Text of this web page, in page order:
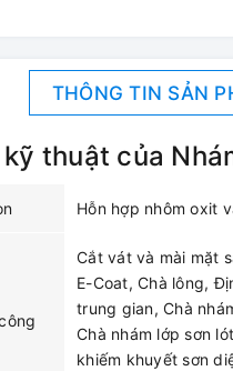
THÔNG TIN SẢN
thuật của
Hỗn hợp nhôm oxit
Cắt vát và mài mặt
E-Coat, Chà lông,
trung gian, Chà
Chà nhám lớp sơn
khiếm khuyết sơn